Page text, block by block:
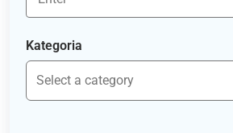
Kategoria